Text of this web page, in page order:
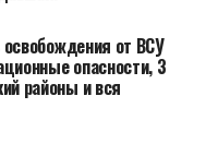
от ВСУ
опасности, 3
районы и вся